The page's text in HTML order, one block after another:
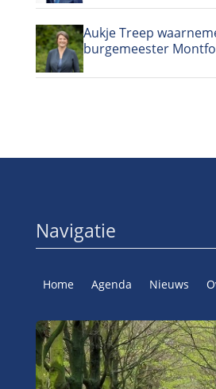
Aukje Treep
burgemeester
Navigatie
Home Agenda Nieuws